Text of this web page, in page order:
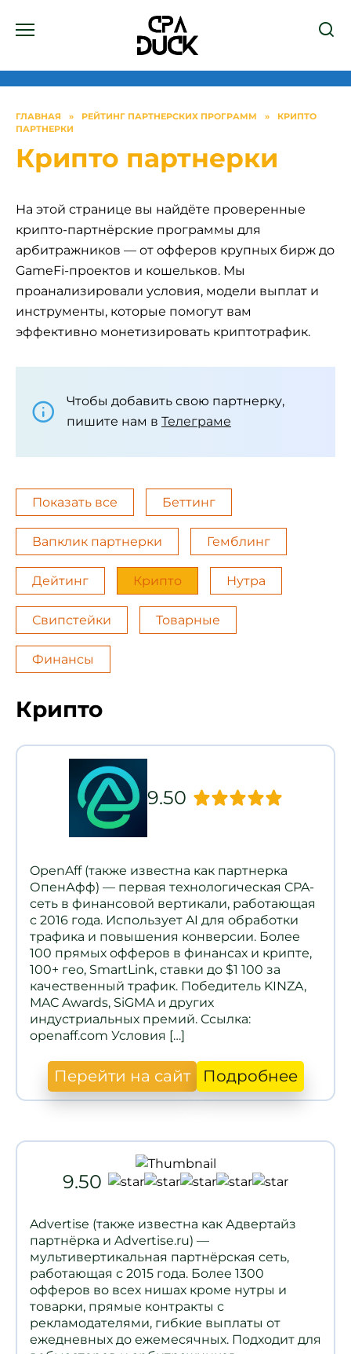
ГЛАВНАЯ » РЕЙТИНГ ПАРТНЕРСКИХ ПРОГРАММ »
КРИПТО
ПАРТНЕРКИ
Крипто партнерки
На этой странице вы найдёте проверенные
крипто-партнёрские программы для
арбитражников — от офферов крупных бирж до
GameFi-проектов и кошельков. Мы
проанализировали условия, модели выплат и
инструменты, которые помогут вам
эффективно монетизировать криптотрафик.
Чтобы добавить свою партнерку,
пишите нам в Телеграме
Показать все Беттинг
Вапклик партнерки Гемблинг
Дейтинг Крипто Нутра
Свипстейки Товарные
Финансы
Крипто
9.50
OpenAff (также известна как партнерка
ОпенАфф) — первая технологическая CPA-
сеть в финансовой вертикали, работающая
с 2016 года. Использует AI для обработки
трафика и повышения конверсии. Более
100 прямых офферов в финансах и крипте,
100+ гео, SmartLink, ставки до $1 100 за
качественный трафик. Победитель KINZA,
MAC Awards, SiGMA и других
индустриальных премий. Ссылка:
openaff.com Условия […]
Перейти на сайт Подробнее
9.50
Advertise (также известна как Адвертайз
партнёрка и Advertise.ru) —
мультивертикальная партнёрская сеть,
работающая с 2015 года. Более 1300
офферов во всех нишах кроме нутры и
товарки, прямые контракты с
рекламодателями, гибкие выплаты от
ежедневных до ежемесячных. Подходит для